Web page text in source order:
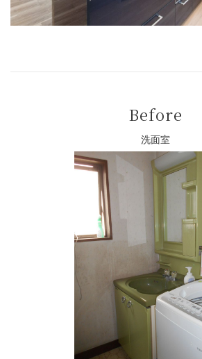
Before
洗面室